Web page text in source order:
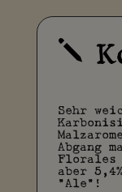
j
Sehr
Abgang
Florales
aber
"Ale"!